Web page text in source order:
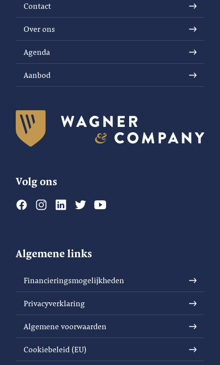
Contact
Over ons
Agenda
Aanbod
Volg ons
Algemene links
Financieringsmogelijkheden
Privacyverklaring
Algemene voorwaarden
Cookiebeleid (EU)